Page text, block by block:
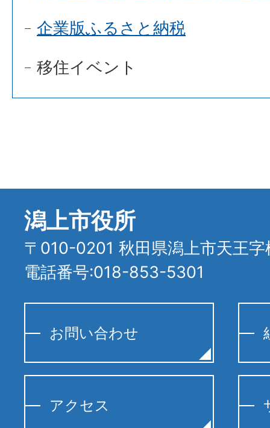
企業版ふるさと納税
移住イベント
潟上市役所
〒010-0201 秋田県潟上市天王
電話番号:018-853-5301
お問い合わせ
アクセス